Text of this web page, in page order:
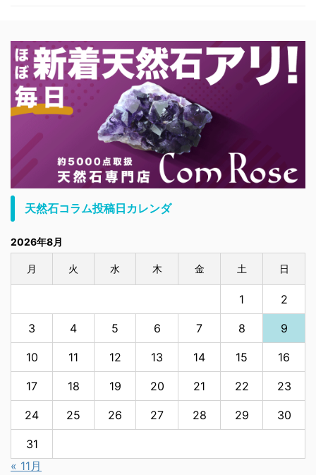
天然石コラム投稿日カレンダ
2026年8月
月 火 水 木 金 土 日
1 2
3 4 5 6 7 8 9
10 11 12 13 14 15 16
17 18 19 20 21 22 23
24 25 26 27 28 29 30
31
« 11月